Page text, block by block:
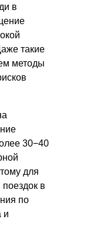
в
такие
методы
30−40
для
в
по
и